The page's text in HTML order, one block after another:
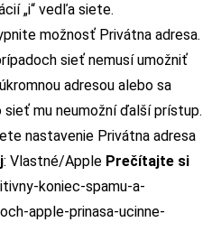
„i“ vedľa siete.
možnosť Privátna adresa.
sieť nemusí umožniť
adresou alebo sa
sieť mu neumožní ďalší prístup.
nastavenie Privátna adresa
: Vlastné/Apple Prečítajte si
koniec-spamu-a-
apple-prinasa-ucinne-